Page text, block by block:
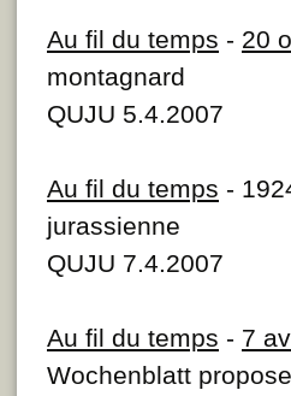
Au fil du temps - 20
montagnard
QUJU 5.4.2007
Au fil du temps -
jurassienne
QUJU 7.4.2007
Au fil du temps - 7
Wochenblatt